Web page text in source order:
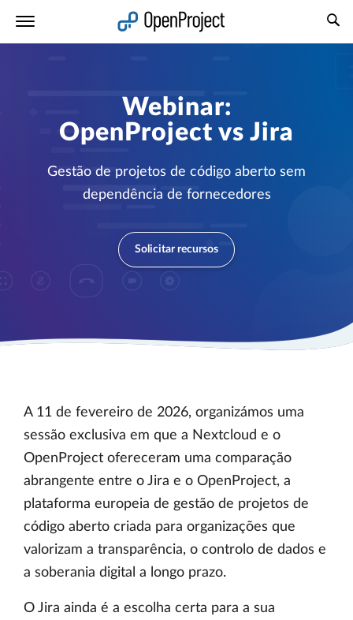
Webinar:
OpenProject vs Jira
Gestão de projetos de código aberto sem
dependência de fornecedores
Solicitar recursos
A 11 de fevereiro de 2026, organizámos uma
sessão exclusiva em que a Nextcloud e o
OpenProject ofereceram uma comparação
abrangente entre o Jira e o OpenProject, a
plataforma europeia de gestão de projetos de
código aberto criada para organizações que
valorizam a transparência, o controlo de dados e
a soberania digital a longo prazo.
O Jira ainda é a escolha certa para a sua
Abrir a ligação num novo separador